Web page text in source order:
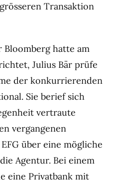
Transaktion
hatte am
Julius Bär prüfe
der konkurrierenden
Sie berief sich
vertraute
vergangenen
über eine mögliche
Agentur. Bei einem
eine Privatbank mit